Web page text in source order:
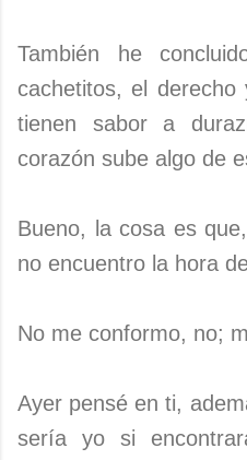
También he
cachetitos, el
tienen sabor a
corazón sube algo de
Bueno, la cosa es
no encuentro la hora
No me conformo, no;
Ayer pensé en ti,
sería yo si